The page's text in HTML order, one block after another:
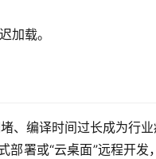
加载。
、编译时间过长成为行业
部署或“云桌面”远程开